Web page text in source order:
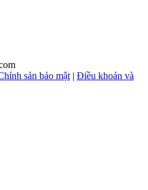
sản bảo mật | Điều khoản và